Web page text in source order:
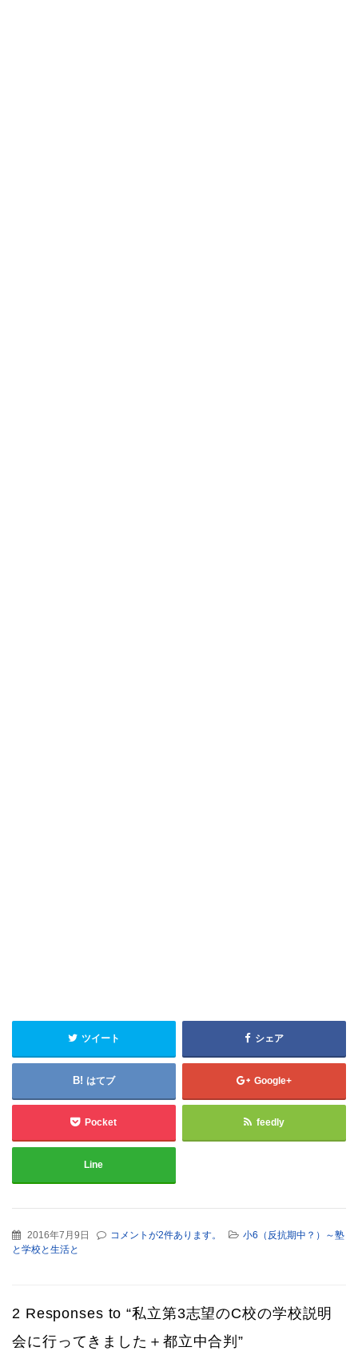
ツイート シェア
はてブ Google+
Pocket feedly
Line
2016年7月9日 コメントが2件あります。
小6（反抗期中？）～塾
と学校と生活と
2 Responses to “私立第3志望のC校の学校説明
会に行ってきました＋都立中合判”